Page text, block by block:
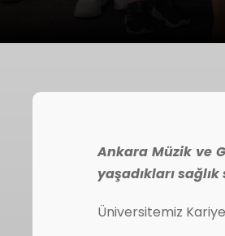
Ankara Müzik ve
yaşadıkları
Üniversitemiz